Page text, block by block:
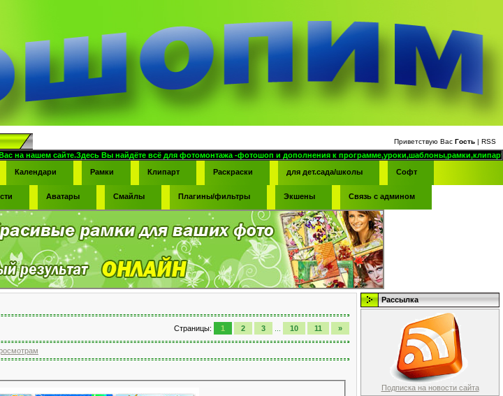
Приветствую Вас Гость | RSS
Вы найдёте всё для фотомонтажа -фотошоп и дополнения к программе,уроки,шаблоны,рамки,клипарт,а так же много
Календари Рамки Клипарт Раскраски для дет.сада/школы Софт
Аватары Смайлы Плагины/фильтры Экшены Связь с админом
Страницы: 1 2 3 10 11 »
Рассылка
Подписка на новости сайта